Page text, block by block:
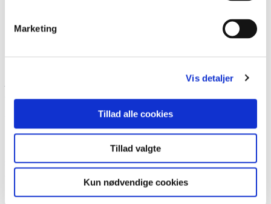
Marketing
Vis detaljer
Tillad alle cookies
Tillad valgte
Kun nødvendige cookies
Villavej 11
Stenen står i haven ved Villavej 11, 4340 Tølløse.
Stenen kan ses fra vejen; dog er den lille, så teksten kan ikke
ses derfra.